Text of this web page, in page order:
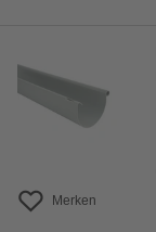
Merken